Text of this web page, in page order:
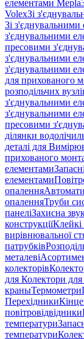
елементами Mepla
VolexЗі
Зі
з'єднувальними
пресовими
з'єднувальними
з'єднувальними
для прихованого
розподільчих
з'єднувальними
з'єднувальними
пресовими
ділянки
деталі для
прихованого
елементами
елементами
опалення
опаленняТруби
панеліЗахисна
конструкціїКлейкі
вирівнювальної
патрубків
металеві
колекторів
для Колектори
краныТермометри
Перехідники
повітровідвідники
температури
температури